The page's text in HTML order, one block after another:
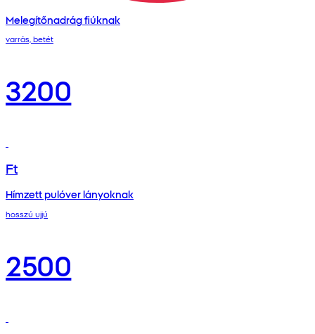
Melegítőnadrág fiúknak
varrás, betét
3200
Ft
Hímzett pulóver lányoknak
hosszú ujjú
2500